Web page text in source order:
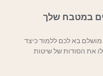
במטבח שלך
מושלם בא לכם ללמוד כיצד
את הסודות של שיטות